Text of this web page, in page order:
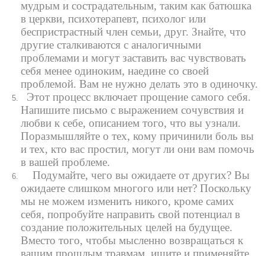
мудрым и сострадательным, таким как батюшка
в церкви, психотерапевт, психолог или
беспристрастный член семьи, друг. Знайте, что
другие сталкиваются с аналогичными
проблемами и могут заставить вас чувствовать
себя менее одиноким, наедине со своей
проблемой. Вам не нужно делать это в одиночку.
Этот процесс включает прощение самого себя.
Напишите письмо с выражением сочувствия и
любви к себе, описанием того, что вы узнали.
Поразмышляйте о тех, кому причинили боль вы
и тех, кто вас простил, могут ли они вам помочь
в вашей проблеме.
Подумайте, чего вы ожидаете от других? Вы
ожидаете слишком многого или нет? Поскольку
мы не можем изменить никого, кроме самих
себя, попробуйте направить свой потенциал в
создание положительных целей на будущее.
Вместо того, чтобы мысленно возвращаться к
вашим прошлым травмам, ищите и применяйте